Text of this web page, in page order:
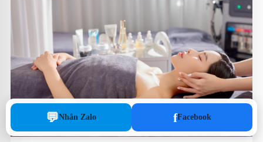
Từ 1,000,000đ
💬Nhắn Zalo fFacebook